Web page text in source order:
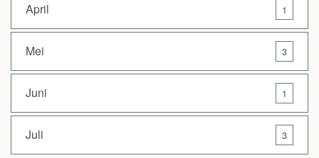
April 1
Mei 3
Juni 1
Juli 3